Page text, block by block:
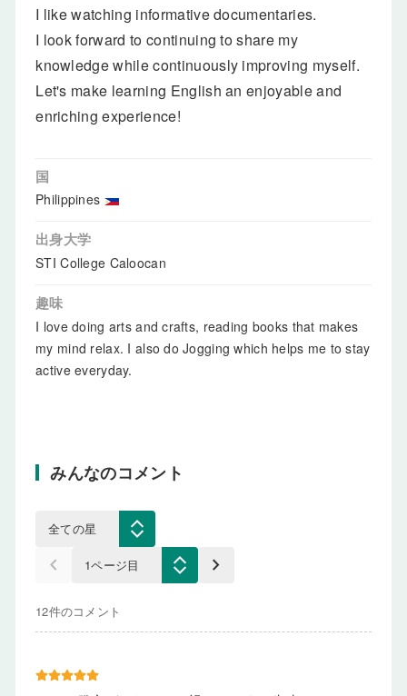
I like watching informative documentaries.
I look forward to continuing to share my
knowledge while continuously improving myself.
Let's make learning English an enjoyable and
enriching experience!
国
Philippines
出身大学
STI College Caloocan
趣味
I love doing arts and crafts, reading books that makes
my mind relax. I also do Jogging which helps me to stay
active everyday.
みんなのコメント
keyboard_arrow_left keyboard_arrow_right
12件のコメント